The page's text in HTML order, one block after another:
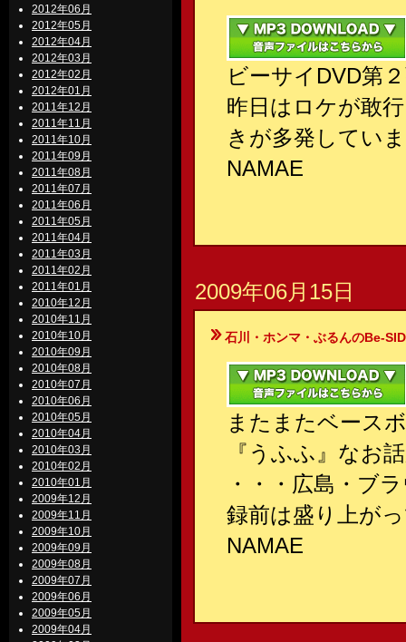
2012年06月
2012年05月
2012年04月
2012年03月
2012年02月
2012年01月
2011年12月
2011年11月
2011年10月
2011年09月
2011年08月
2011年07月
2011年06月
2011年05月
2011年04月
2011年03月
2011年02月
2011年01月
2010年12月
2010年11月
2010年10月
2010年09月
2010年08月
2010年07月
2010年06月
2010年05月
2010年04月
2010年03月
2010年02月
2010年01月
2009年12月
2009年11月
2009年10月
2009年09月
2009年08月
2009年07月
2009年06月
2009年05月
2009年04月
ビーサイDVD第
昨日はロケが敢
きが多発してい
NAMAE
2009年06月15日
石川・ホンマ・ぶるんのBe-
またまたベース
『うふふ』なお
・・・広島・ブ
録前は盛り上が
NAMAE